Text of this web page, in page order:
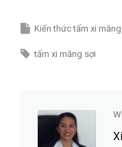
Kiến thức tấm xi măng
tấm xi măng sợi